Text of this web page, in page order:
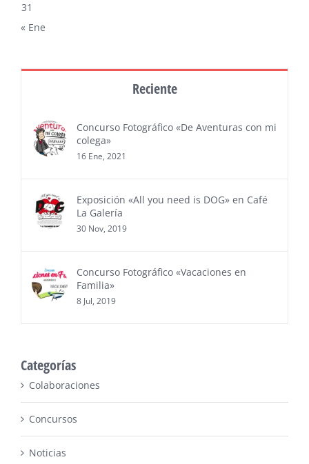
31
« Ene
Reciente
Concurso Fotográfico «De Aventuras con mi
colega»
16 Ene, 2021
Exposición «All you need is DOG» en Café
La Galería
30 Nov, 2019
Concurso Fotográfico «Vacaciones en
Familia»
8 Jul, 2019
Categorías
Colaboraciones
Concursos
Noticias